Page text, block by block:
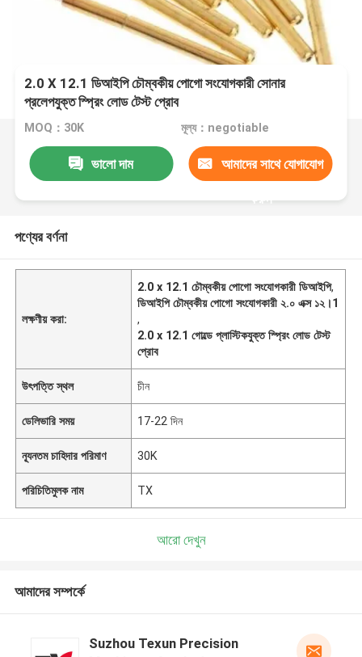
2.0 X 12.1 ডিআইপি চৌম্বকীয় পোগো সংযোগকারী সোনার
প্রলেপযুক্ত স্প্রিং লোড টেস্ট প্রোব
MOQ：30K মূল্য：negotiable
ভালো দাম আমাদের সাথে যোগাযোগ
করুন
পণ্যের বর্ণনা
লক্ষণীয় করা:
2.0 x 12.1 চৌম্বকীয় পোগো সংযোগকারী ডিআইপি,
ডিআইপি চৌম্বকীয় পোগো সংযোগকারী ২.০ এক্স ১২।1
,
2.0 x 12.1 গোল্ডে প্লাস্টিকযুক্ত স্প্রিং লোড টেস্ট
প্রোব
উৎপত্তি স্থল চীন
ডেলিভারি সময় 17-22 দিন
ন্যূনতম চাহিদার পরিমাণ 30K
পরিচিতিমুলক নাম TX
আরো দেখুন
আমাদের সম্পর্কে
Suzhou Texun Precision